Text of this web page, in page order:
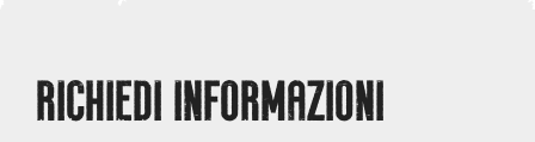
RICHIEDI INFORMAZIONI